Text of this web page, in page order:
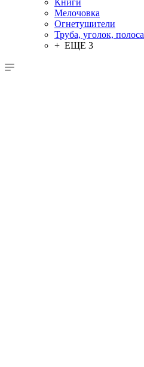
Книги
Мелочовка
Огнетушители
Труба, уголок, полоса
+ ЕЩЕ 3